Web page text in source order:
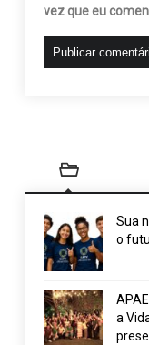
vez que eu
Sua
o
a